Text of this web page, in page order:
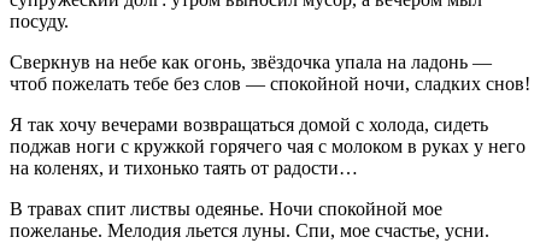
посуду.
Сверкнув на небе как огонь, звёздочка упала на ладонь —
чтоб пожелать тебе без слов — спокойной ночи, сладких снов!
Я так хочу вечерами возвращаться домой с холода, сидеть
поджав ноги с кружкой горячего чая с молоком в руках у него
на коленях, и тихонько таять от радости…
В травах спит листвы одеянье. Ночи спокойной мое
пожеланье. Мелодия льется луны. Спи, мое счастье, усни.